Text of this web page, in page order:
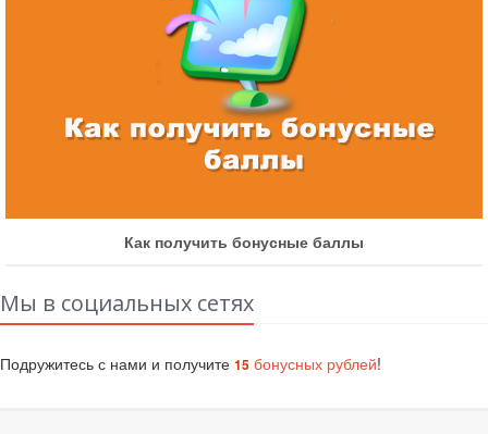
Как получить бонусные баллы
Мы в социальных сетях
Подружитесь с нами и получите 15 бонусных рублей!